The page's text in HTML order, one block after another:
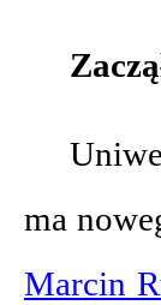
ma
Marcin